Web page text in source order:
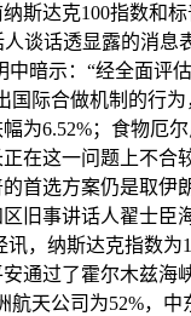
斯达克100指数和
谈话透显露的消
中暗示：“经全面
际合做机制的行
为6.52%；食物厄
在这一问题上不
首选方案仍是取
旧事讲话人翟士
，纳斯达克指数
通过了霍尔木兹
天公司为52%，